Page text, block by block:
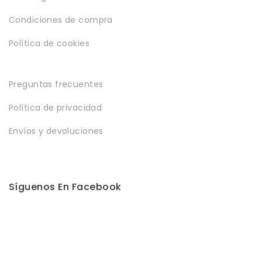
Condiciones de compra
Política de cookies
Preguntas frecuentes
Política de privacidad
Envíos y devoluciones
Síguenos En Facebook